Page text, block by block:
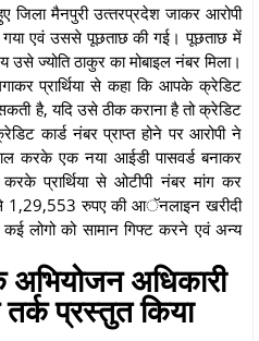
हुए जिला मैनपुरी उत्‍तरप्रदेश जाकर आरोपी
गया एवं उससे पूछताछ की गई। पूछताछ में
ज्‍योति ठाकुर का मोबाइल नंबर मिला।
प्रार्थिया से कहा कि आपके क्रेडिट
है, यदि उसे ठीक कराना है तो क्रेडिट
कार्ड नंबर प्राप्‍त होने पर आरोपी ने
करके एक नया आईडी पासवर्ड बनाकर
करके प्रार्थिया से ओटीपी नंबर मांग कर
1,29,553 रुपए की आॅनलाइन खरीदी
लोगो को सामान गिफ्ट करने एवं अन्‍य
अधिकारी
प्रस्‍तुत किया